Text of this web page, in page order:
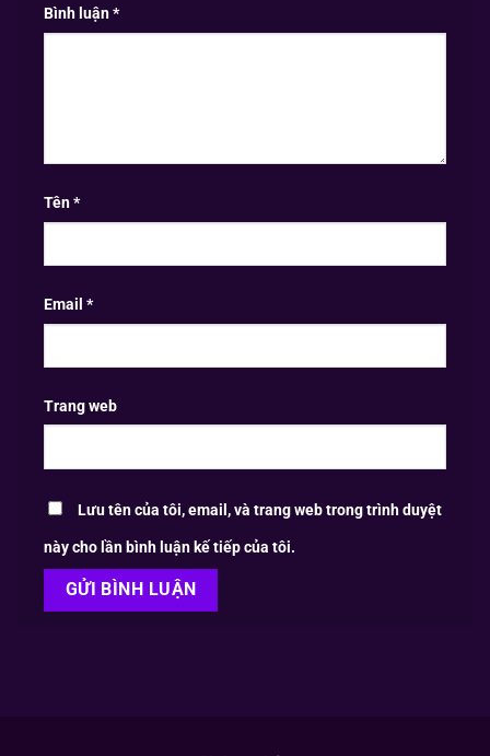
Bình luận*
Tên*
Email *
Trang web
Lưu tên của tôi, email, và trang web trong trình duyệt
này cho lần bình luận kế tiếp của tôi.